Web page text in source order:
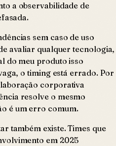
a observabilidade de
sem caso de uso
avaliar qualquer tecnologia,
do meu produto isso
o timing está errado. Por
corporativa
resolve o mesmo
é um erro comum.
também existe. Times que
em 2025